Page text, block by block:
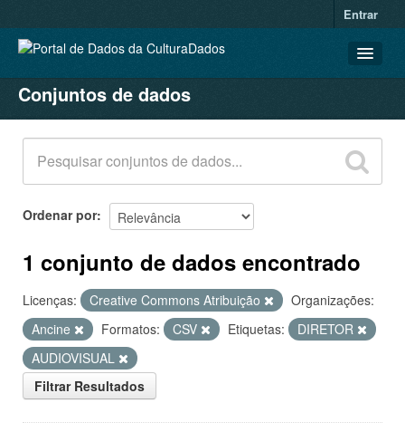
Entrar
CONJUNTOS DE DADOS
ORGANIZAÇÕES
GRUPOS
SOBRE
Conjuntos de dados
Ordenar por
1 conjunto de dados encontrado
Licenças: Creative Commons Atribuição
Organizações:
Ancine
Formatos: CSV Etiquetas:
DIRETOR
AUDIOVISUAL
Filtrar Resultados